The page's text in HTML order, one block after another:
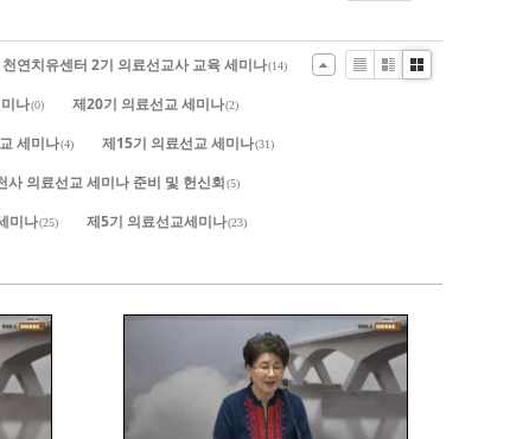
연치유센터 2기 의료선교사 교육 세미나(14)
나(0) 제20기 의료선교 세미나(2)
세미나(4) 제15기 의료선교 세미나(31)
사 의료선교 세미나 준비 및 헌신회(5)
미나(25) 제5기 의료선교세미나(23)
ListZineGallery